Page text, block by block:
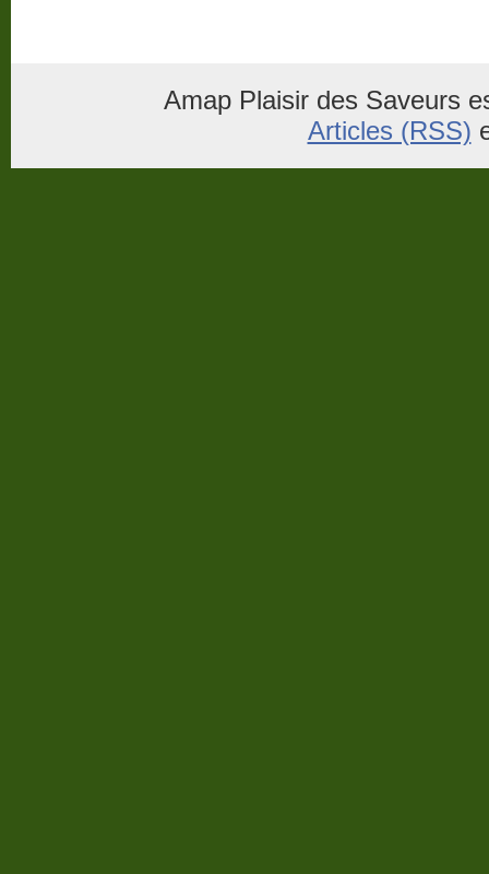
Amap Plaisir des Saveurs
Articles (RSS)